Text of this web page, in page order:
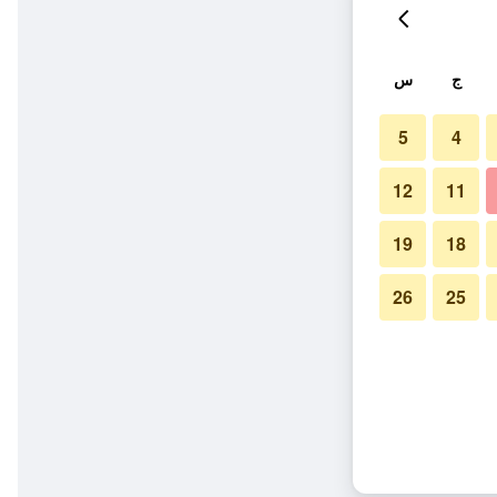
ج س
4
5
11
12
18
19
25
26